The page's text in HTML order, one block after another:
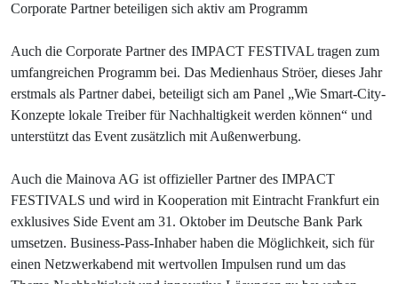
Corporate Partner beteiligen sich aktiv am Programm
Auch die Corporate Partner des IMPACT FESTIVAL tragen zum
umfangreichen Programm bei. Das Medienhaus Ströer, dieses Jahr
erstmals als Partner dabei, beteiligt sich am Panel „Wie Smart-City-
Konzepte lokale Treiber für Nachhaltigkeit werden können“ und
unterstützt das Event zusätzlich mit Außenwerbung.
Auch die Mainova AG ist offizieller Partner des IMPACT
FESTIVALS und wird in Kooperation mit Eintracht Frankfurt ein
exklusives Side Event am 31. Oktober im Deutsche Bank Park
umsetzen. Business-Pass-Inhaber haben die Möglichkeit, sich für
einen Netzwerkabend mit wertvollen Impulsen rund um das